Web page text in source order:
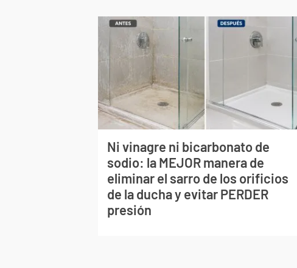
Ni vinagre ni bicarbonato de
sodio: la MEJOR manera de
eliminar el sarro de los orificios
de la ducha y evitar PERDER
presión